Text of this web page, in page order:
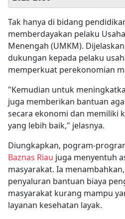
Tak hanya di bidang
memberdayakan pelaku
Menengah (UMKM).
dukungan kepada pelaku
memperkuat perekonomian
"Kemudian untuk
juga memberikan bantuan
secara ekonomi dan memiliki
yang lebih baik," jelasnya.
Diungkapkan, pogram-
Baznas Riau juga menyentuh
masyarakat. Ia
penyaluran bantuan biaya
masyarakat kurang mampu
layanan kesehatan layak.